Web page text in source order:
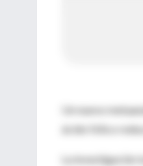
Un nuevo
ácido fólico
La